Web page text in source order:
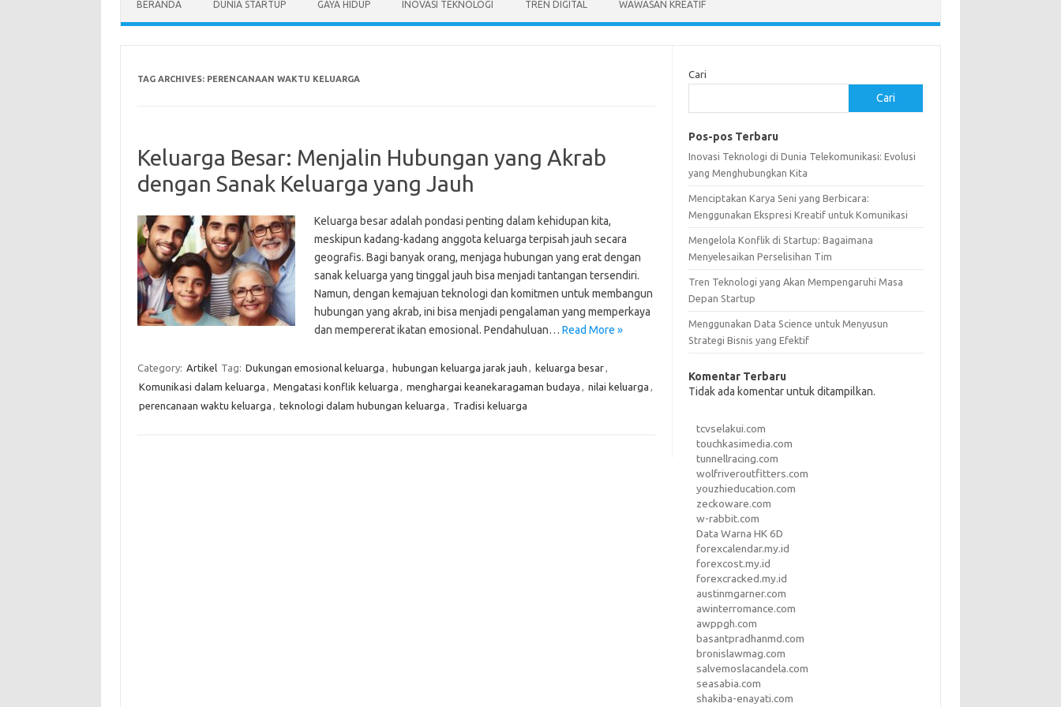
BERANDA DUNIA STARTUP GAYA HIDUP INOVASI TEKNOLOGI TREN DIGITAL WAWASAN KREATIF
TAG ARCHIVES: PERENCANAAN WAKTU KELUARGA
Keluarga Besar: Menjalin Hubungan yang Akrab
dengan Sanak Keluarga yang Jauh
Keluarga besar adalah pondasi penting dalam kehidupan kita,
meskipun kadang-kadang anggota keluarga terpisah jauh secara
geografis. Bagi banyak orang, menjaga hubungan yang erat dengan
sanak keluarga yang tinggal jauh bisa menjadi tantangan tersendiri.
Namun, dengan kemajuan teknologi dan komitmen untuk membangun
hubungan yang akrab, ini bisa menjadi pengalaman yang memperkaya
dan mempererat ikatan emosional. Pendahuluan… Read More »
Category: Artikel Tag: Dukungan emosional keluarga , hubungan keluarga jarak jauh , keluarga besar,
Komunikasi dalam keluarga , Mengatasi konflik keluarga , menghargai keanekaragaman budaya , nilai keluarga ,
perencanaan waktu keluarga , teknologi dalam hubungan keluarga , Tradisi keluarga
Cari
Cari
Pos-pos Terbaru
Inovasi Teknologi di Dunia Telekomunikasi: Evolusi
yang Menghubungkan Kita
Menciptakan Karya Seni yang Berbicara:
Menggunakan Ekspresi Kreatif untuk Komunikasi
Mengelola Konflik di Startup: Bagaimana
Menyelesaikan Perselisihan Tim
Tren Teknologi yang Akan Mempengaruhi Masa
Depan Startup
Menggunakan Data Science untuk Menyusun
Strategi Bisnis yang Efektif
Komentar Terbaru
Tidak ada komentar untuk ditampilkan.
tcvselakui.com
touchkasimedia.com
tunnellracing.com
wolfriveroutfitters.com
youzhieducation.com
zeckoware.com
w-rabbit.com
Data Warna HK 6D
forexcalendar.my.id
forexcost.my.id
forexcracked.my.id
austinmgarner.com
awinterromance.com
awppgh.com
basantpradhanmd.com
bronislawmag.com
salvemoslacandela.com
seasabia.com
shakiba-enayati.com